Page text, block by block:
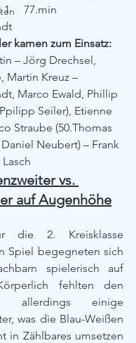
0 : 1     77.min
kamen zum Einsatz:
– Jörg Drechsel,
Martin Kreuz –
Marco Ewald, Phillip
Seiler), Etienne
Straube (50.Thomas
Neubert) – Frank
vs.
auf Augenhöhe
die 2. Kreisklasse
Spiel begegneten sich
spielerisch auf
fehlten den
allerdings einige
was die Blau-Weißen
in Zählbares umsetzen